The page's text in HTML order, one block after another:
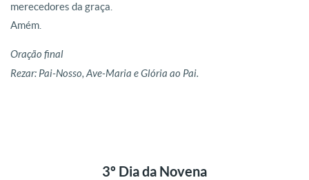
merecedores da graça.
Amém.
Oração final
Rezar: Pai-Nosso, Ave-Maria e Glória ao Pai.
3º Dia da Novena